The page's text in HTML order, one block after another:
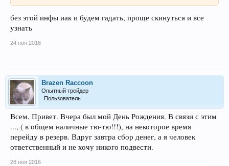
без этой инфы иак и будем гадать, проще скинуться и все
узнать
24 ноя 2016
Brazen Raccoon
Опытный трейдер
Пользователь
Всем, Привет. Вчера был мой День Рождения. В связи с этим
..., ( в общем наличные тю-тю!!!), на некоторое время
перейду в резерв. Вдруг завтра сбор денег, а я человек
ответственный и не хочу никого подвести.
28 ноя 2016